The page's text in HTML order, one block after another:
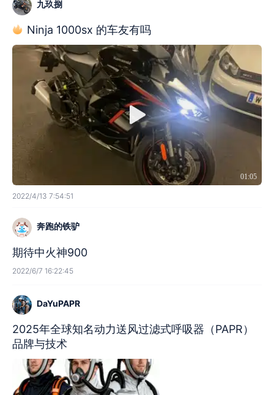
九玖捌
Ninja 1000sx 的车友有吗
01:05
2022/4/13 7:54:51
奔跑的铁驴
期待中火神900
2022/6/7 16:22:45
DaYuPAPR
2025年全球知名动力送风过滤式呼吸器（PAPR）
品牌与技术